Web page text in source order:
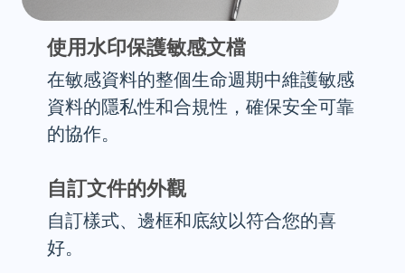
使用水印保護敏感文檔
在敏感資料的整個生命週期中維護敏感
資料的隱私性和合規性，確保安全可靠
的協作。
自訂文件的外觀
自訂樣式、邊框和底紋以符合您的喜
好。